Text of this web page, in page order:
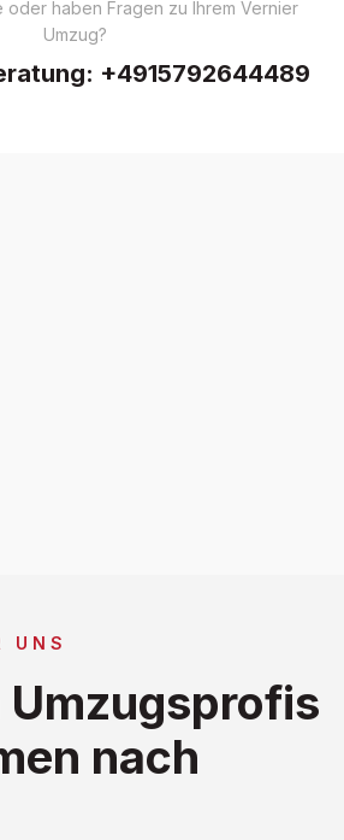
oder haben Fragen zu Ihrem Vernier
Umzug?
+4915792644489
UNS
Umzugsprofis
nach